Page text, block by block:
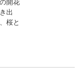
開花
出
桜と